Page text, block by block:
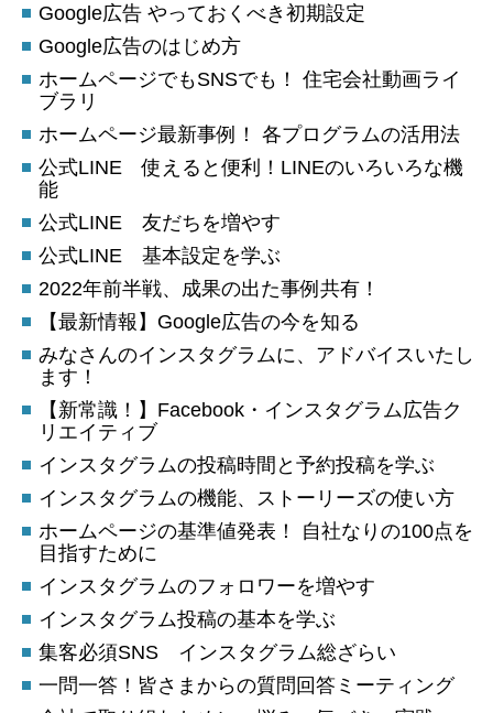
Google広告 やっておくべき初期設定
Google広告のはじめ方
ホームページでもSNSでも！ 住宅会社動画ライ
ブラリ
ホームページ最新事例！ 各プログラムの活用法
公式LINE 使えると便利！LINEのいろいろな機
能
公式LINE 友だちを増やす
公式LINE 基本設定を学ぶ
2022年前半戦、成果の出た事例共有！
【最新情報】Google広告の今を知る
みなさんのインスタグラムに、アドバイスいたし
ます！
【新常識！】Facebook・インスタグラム広告ク
リエイティブ
インスタグラムの投稿時間と予約投稿を学ぶ
インスタグラムの機能、ストーリーズの使い方
ホームページの基準値発表！ 自社なりの100点を
目指すために
インスタグラムのフォロワーを増やす
インスタグラム投稿の基本を学ぶ
集客必須SNS インスタグラム総ざらい
一問一答！皆さまからの質問回答ミーティング